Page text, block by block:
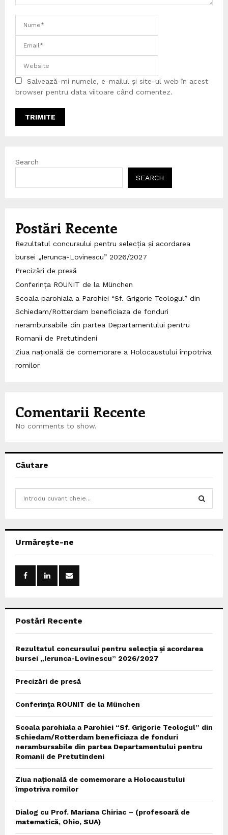
Salvează-mi numele, e-mailul și site-ul web în acest
browser pentru data viitoare când comentez.
Search
SEARCH
Postări Recente
Rezultatul concursului pentru selecția și acordarea
bursei „Ierunca-Lovinescu” 2026/2027
Precizări de presă
Conferința ROUNIT de la München
Scoala parohiala a Parohiei “Sf. Grigorie Teologul” din
Schiedam/Rotterdam beneficiaza de fonduri
nerambursabile din partea Departamentului pentru
Romanii de Pretutindeni
Ziua națională de comemorare a Holocaustului împotriva
romilor
Comentarii Recente
No comments to show.
Căutare
h
Urmărește-ne
Postări Recente
Rezultatul concursului pentru selecția și acordarea
bursei „Ierunca-Lovinescu” 2026/2027
Precizări de presă
Conferința ROUNIT de la München
Scoala parohiala a Parohiei “Sf. Grigorie Teologul” din
Schiedam/Rotterdam beneficiaza de fonduri
nerambursabile din partea Departamentului pentru
Romanii de Pretutindeni
Ziua națională de comemorare a Holocaustului
împotriva romilor
Dialog cu Prof. Mariana Chiriac – (profesoară de
matematică, Ohio, SUA)